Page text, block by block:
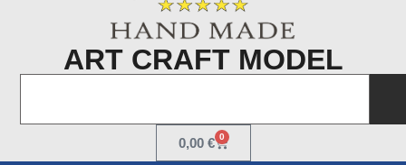
ART CRAFT MODEL
0,00 € 0